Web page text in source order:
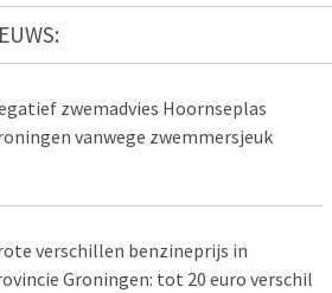
zwemadvies Hoornseplas
vanwege zwemmersjeuk
verschillen benzineprijs in
Groningen: tot 20 euro verschil